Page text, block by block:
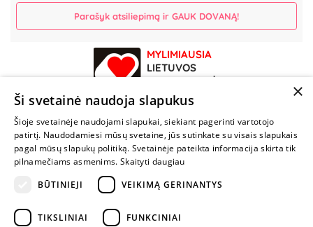
Parašyk atsiliepimą ir GAUK DOVANĄ!
MYLIMIAUSIA
LIETUVOS
ELEKTRONINĖ
PARDUOTUVĖ
NENUSTOK
ŽAISTI
+370 600 84088
info@fantazijos.lt
×
Ši svetainė naudoja slapukus
Šioje svetainėje naudojami slapukai, siekiant pagerinti vartotojo
patirtį. Naudodamiesi mūsų svetaine, jūs sutinkate su visais slapukais
pagal mūsų slapukų politiką. Svetainėje pateikta informacija skirta tik
pilnamečiams asmenims. Skaityti daugiau
BŪTINIEJI
VEIKIMĄ GERINANTYS
TIKSLINIAI FUNKCINIAI